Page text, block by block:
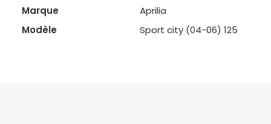
Marque
Aprilia
Modèle
Sport city (04-06) 125